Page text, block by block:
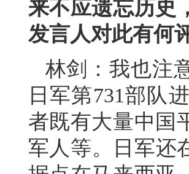
来不应遗忘历史
发言人对此有何
林剑：我也注
日军第731部队
者既有大量中国
军人等。日军还